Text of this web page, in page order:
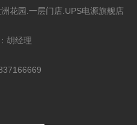
花园.一层门店.UPS电源旗舰店
胡经理